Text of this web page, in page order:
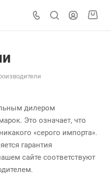
дилером
Это означает, что
«серого импорта».
гарантия
сайте соответствуют